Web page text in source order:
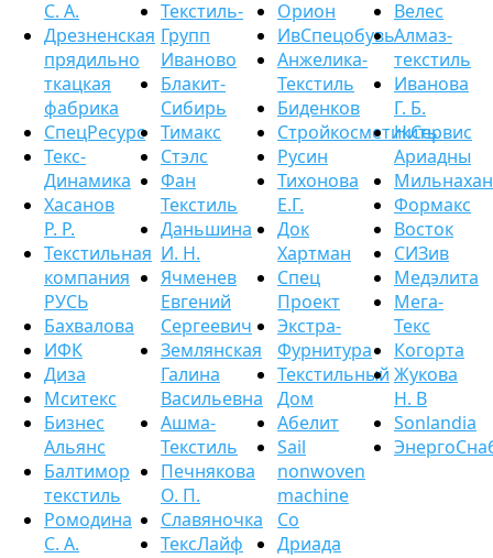
С. А.
Дрезненская
прядильно
ткацкая
фабрика
СпецРесурс
Текс-
Динамика
Хасанов
Р. Р.
Текстильная
компания
РУСЬ
Бахвалова
ИФК
Диза
Мситекс
Бизнес
Альянс
Балтимор
текстиль
Ромодина
С. А.
Текстиль-
Групп
Иваново
Блакит-
Сибирь
Тимакс
Стэлс
Фан
Текстиль
Даньшина
И. Н.
Ячменев
Евгений
Сергеевич
Землянская
Галина
Васильевна
Ашма-
Текстиль
Печнякова
О. П.
Славяночка
ТексЛайф
Орион
ИвСпецобувь
Анжелика-
Текстиль
Биденков
СтройкосметикСервис
Русин
Тихонова
Е.Г.
Док
Хартман
Спец
Проект
Экстра-
Фурнитура
Текстильный
Дом
Абелит
Sail
nonwoven
machine
Co
Дриада
Велес
Алмаз-
текстиль
Иванова
Г. Б.
Нить
Ариадны
Формакс
Восток
СИЗив
Медэлита
Мега-
Текс
Когорта
Жукова
Н. В
Sonlandia